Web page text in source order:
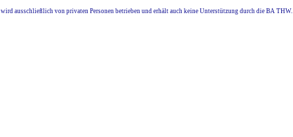
ausschließlich von privaten Personen betrieben und erhält auch keine Unterstützung durch die BA THW.